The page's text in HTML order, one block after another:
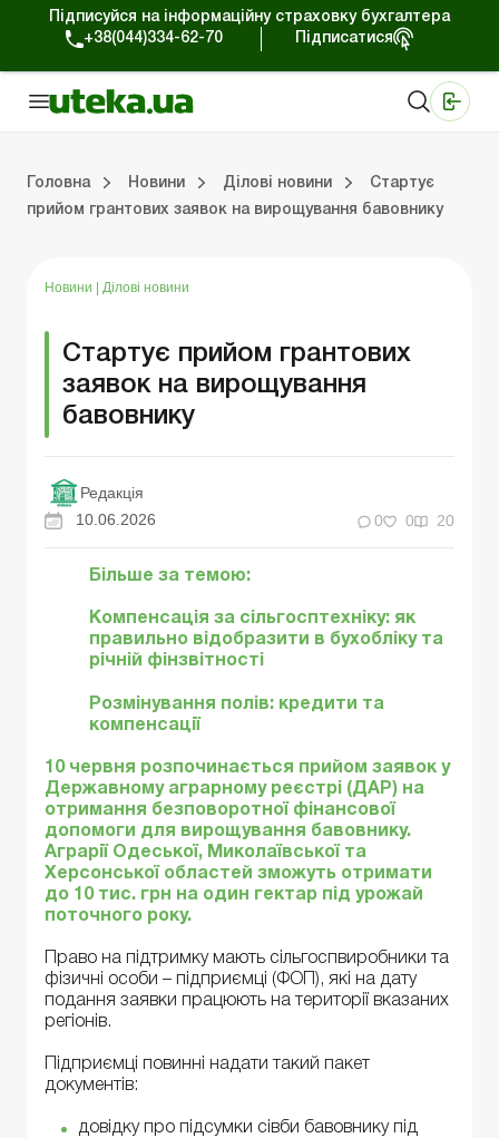
Підписуйся на інформаційну страховку бухгалтера
+38(044)334-62-70
Підписатися
Головна Новини Ділові новини
Стартує
прийом грантових заявок на вирощування бавовнику
Новини Ділові новини
Стартує прийом грантових
заявок на вирощування
бавовнику
Редакція
10.06.2026
0 0 20
Більше за темою:
Компенсація за сільгосптехніку: як
правильно відобразити в бухобліку та
річній фінзвітності
Розмінування полів: кредити та
компенсації
10 червня розпочинається прийом заявок у
Державному аграрному реєстрі (ДАР) на
отримання безповоротної фінансової
допомоги для вирощування бавовнику.
Аграрії Одеської, Миколаївської та
Херсонської областей зможуть отримати
до 10 тис. грн на один гектар під урожай
поточного року.
Право на підтримку мають сільгоспвиробники та
фізичні особи – підприємці (ФОП), які на дату
подання заявки працюють на території вказаних
регіонів.
Підприємці повинні надати такий пакет
документів:
довідку про підсумки сівби бавовнику під